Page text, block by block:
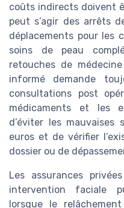
coûts indirects doivent
peut s’agir des arrêts
déplacements pour les
soins de peau
retouches de
informé demande
consultations post
médicaments et les
d’éviter les
euros et de vérifier
dossier ou de
Les assurances
intervention faciale
lorsque le